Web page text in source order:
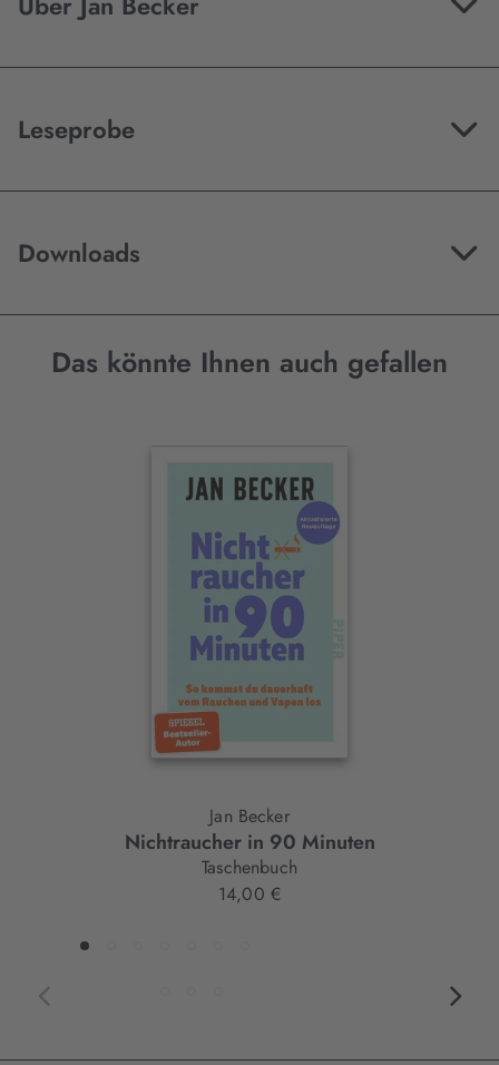
Akzeptieren
Leseprobe
Downloads
Das könnte Ihnen auch gefallen
Jan Becker
Nichtraucher in 90 Minuten
Taschenbuch
14,00 €